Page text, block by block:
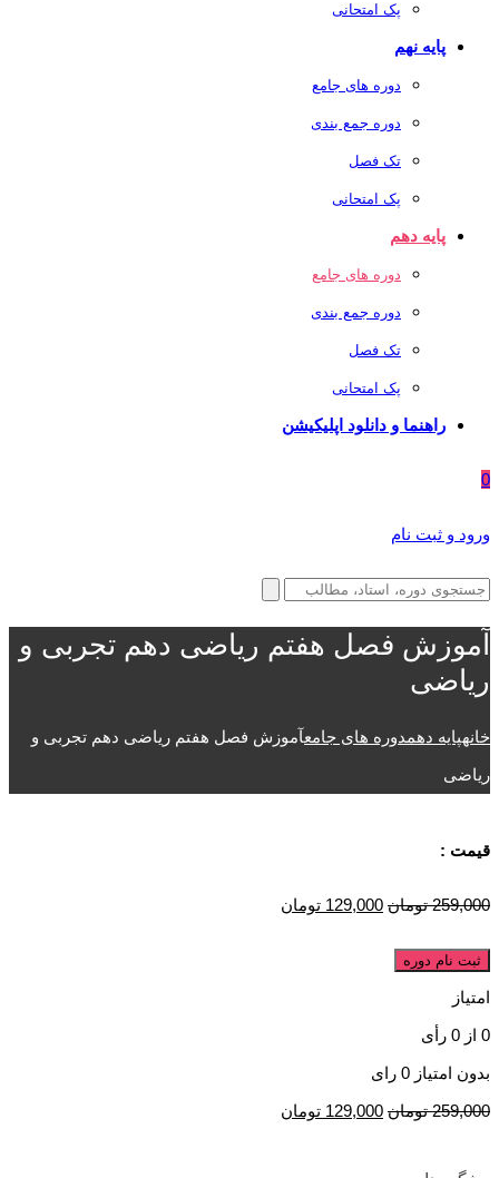
پک امتحانی
پایه نهم
دوره های جامع
دوره جمع بندی
تک فصل
پک امتحانی
پایه دهم
دوره های جامع
دوره جمع بندی
تک فصل
پک امتحانی
راهنما و دانلود اپلیکیشن
0
ورود و ثبت نام
آموزش فصل هفتم ریاضی دهم تجربی و
ریاضی
خانهپایه دهمدوره های جامعآموزش فصل هفتم ریاضی دهم تجربی و
ریاضی
قیمت :
259,000 تومان 129,000 تومان
ثبت نام دوره
امتیاز
0 از 0 رأی
بدون امتیاز 0 رای
259,000 تومان 129,000 تومان